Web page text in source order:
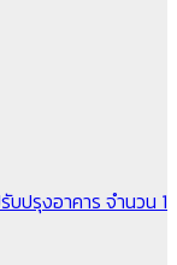
บปรุงอาคาร จำนวน 1